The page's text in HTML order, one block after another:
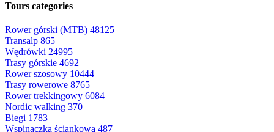
Tours categories
Rower górski (MTB) 48125
Transalp 865
Wędrówki 24995
Trasy górskie 4692
Rower szosowy 10444
Trasy rowerowe 8765
Rower trekkingowy 6084
Nordic walking 370
Biegi 1783
Wspinaczka ściankowa 487